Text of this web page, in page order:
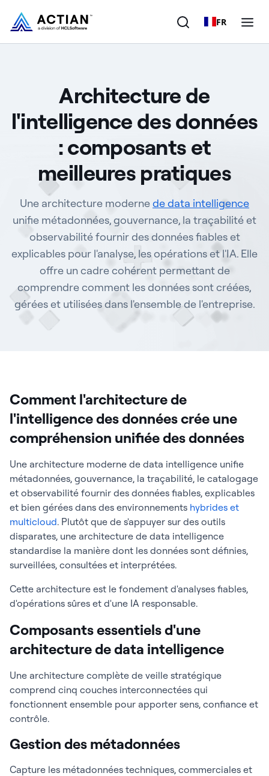
FR
Clients
Architecture de
l'intelligence des données
: composants et
meilleures pratiques
Une architecture modernede data intelligence
unifie métadonnées, gouvernance, la traçabilité et
observabilité fournir des données fiables et
explicables pour l'analyse, les opérations et l'IA. Elle
offre un cadre cohérent permettant de
comprendre comment les données sont créées,
gérées et utilisées dans l'ensemble de l'entreprise.
Comment l'architecture de
l'intelligence des données crée une
compréhension unifiée des données
Une architecture moderne de data intelligence unifie
métadonnées, gouvernance, la traçabilité, le catalogage
et observabilité fournir des données fiables, explicables
et bien gérées dans des environnements hybrides et
multicloud. Plutôt que de s'appuyer sur des outils
disparates, une architecture de data intelligence
standardise la manière dont les données sont définies,
surveillées, consultées et interprétées.
Cette architecture est le fondement d'analyses fiables,
d'opérations sûres et d'une IA responsable.
Composants essentiels d'une
architecture de data intelligence
Une architecture complète de veille stratégique
comprend cinq couches interconnectées qui
fonctionnent ensemble pour apporter sens, confiance et
contrôle.
Gestion des métadonnées
Capture les métadonnées techniques, commerciales et